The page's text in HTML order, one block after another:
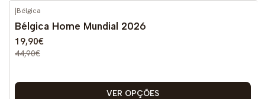
-56%
|Bélgica
Bélgica Home Mundial 2026
19,90€
44,90€
VER OPÇÕES